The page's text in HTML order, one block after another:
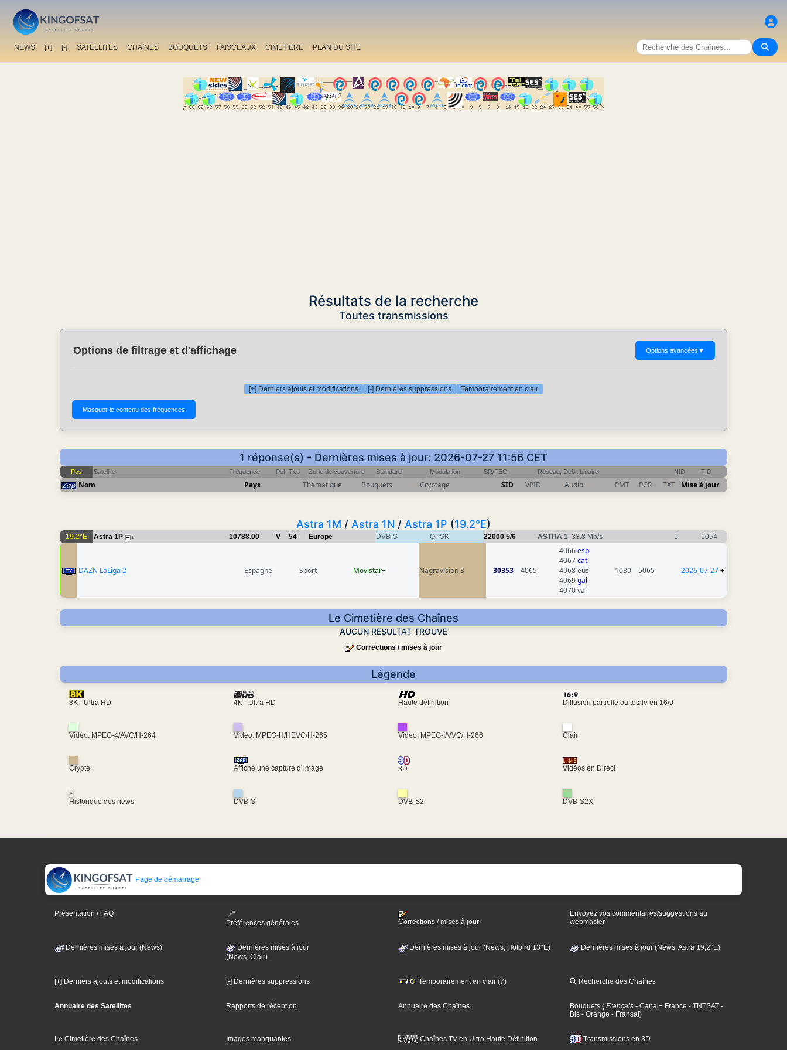
NEWS [+] [-] SATELLITES CHAîNES BOUQUETS FAISCEAUX CIMETIERE PLAN DU SITE
Résultats de la recherche
Toutes transmissions
Options de filtrage et d'affichage Options avancées ▼
[+] Derniers ajouts et modifications [-] Dernières suppressions Temporairement en clair
1 réponse(s) - Dernières mises à jour: 2026-07-27 11:56 CET
Pos Satellite Fréquence Pol Txp Zone de couverture Standard Modulation SR/FEC Réseau, Débit binaire NID TID
Nom Pays Thématique Bouquets Cryptage SID VPID Audio PMT PCR TXT Mise à jour
Astra 1M / Astra 1N / Astra 1P (19.2°E)
19.2°E Astra 1P 1 10788.00 V 54 Europe DVB-S QPSK 22000 5/6 ASTRA 1, 33.8 Mb/s 1 1054
DAZN LaLiga 2 Espagne Sport Movistar+ Nagravision 3 30353 4065
4066esp
4067cat
4068 eus
4069gal
4070 val
1030 5065 2026-07-27+
Le Cimetière des Chaînes
AUCUN RESULTAT TROUVE
Corrections / mises à jour
Légende
8K - Ultra HD 4K - Ultra HD Haute définition Diffusion partielle ou totale en 16/9
Video: MPEG-4/AVC/H-264 Video: MPEG-H/HEVC/H-265 Video: MPEG-I/VVC/H-266 Clair
Crypté Affiche une capture d´image 3D Vidéos en Direct
+
Historique des news
DVB-S DVB-S2 DVB-S2X
Page de démarrage
Présentation / FAQ
Préférences générales
Corrections / mises à jour
Envoyez vos commentaires/suggestions au
webmaster
Dernières mises à jour (News)
Dernières mises à jour
(News, Clair)
Dernières mises à jour (News, Hotbird 13°E) Dernières mises à jour (News, Astra 19,2°E)
[+] Derniers ajouts et modifications [-] Dernières suppressions Temporairement en clair (7) Recherche des Chaînes
Annuaire des Satellites Rapports de réception Annuaire des Chaînes Bouquets ( Français - Canal+ France - TNTSAT -
Bis - Orange - Fransat)
Le Cimetière des Chaînes Images manquantes Chaînes TV en Ultra Haute Définition Transmissions en 3D